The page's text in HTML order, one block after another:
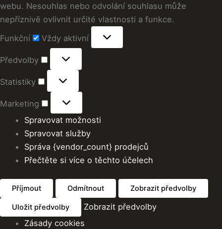
webu. Nesouhlas nebo odvolání souhlasu může
nepříznivě ovlivnit určité vlastnosti a funkce.
Funkční
Vždy aktivní
Předvolby
Statistiky
Marketing
Spravovat možnosti
Spravovat služby
Správa {vendor_count} prodejců
Přečtěte si více o těchto účelech
Příjmout Odmítnout Zobrazit předvolby
Uložit předvolby
Zobrazit předvolby
Zásady cookies